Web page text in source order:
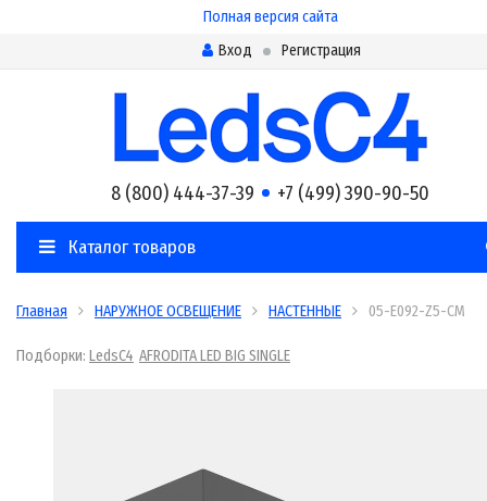
Полная версия сайта
Вход
Регистрация
8 (800) 444-37-39 +7 (499) 390-90-50
Каталог товаров
Главная НАРУЖНОЕ ОСВЕЩЕНИЕ НАСТЕННЫЕ 05-E092-Z5-CM
Подборки: LedsC4 AFRODITA LED BIG SINGLE